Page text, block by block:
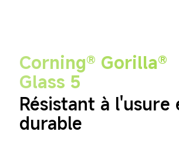
Corning® Gorilla®
Glass 5
Résistant à l'usure
durable